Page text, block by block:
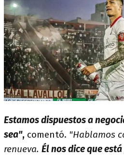
Estamos dispuestos a
sea", comentó. "Hablamos
renueva. Él nos dice que